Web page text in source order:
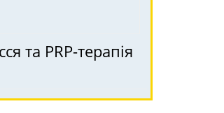
та PRP-терапія